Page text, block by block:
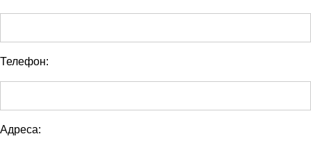
Телефон:
Адреса: